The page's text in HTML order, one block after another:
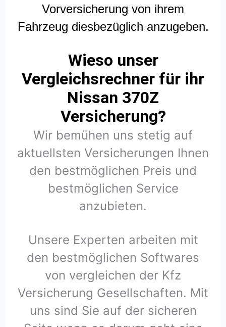
Vorversicherung von ihrem
Fahrzeug diesbezüglich anzugeben.
Wieso unser
Vergleichsrechner für ihr
Nissan 370Z
Versicherung?
Wir bemühen uns stetig auf
aktuellsten Versicherungen Ihnen
den bestmöglichen Preis und
bestmöglichen Service
anzubieten.
Unsere Experten arbeiten mit
den bestmöglichen Softwares
von vergleichen der Kfz
Versicherung Gesellschaften. Mit
uns sind Sie auf der sicheren